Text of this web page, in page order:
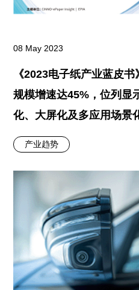
08 May 2023
《2023电子纸产业蓝皮
规模增速达45%，位列显
化、大屏化及多应用场景
产业趋势